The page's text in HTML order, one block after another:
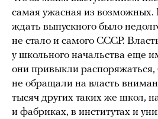
самая ужасная из возможных.
ждать выпускного было
не стало и самого СССР.
у школьного начальства еще
они привыкли распоряжаться,
не обращали на власть
тысяч других таких же школ,
и фабриках, в институтах и